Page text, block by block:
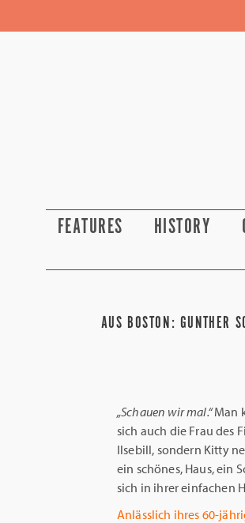
FEATURES HISTORY
AUS BOSTON: GUNTHER
„Schauen wir mal.“Man
sich auch die Frau des
Ilsebill, sondern Kitty
ein schönes, Haus, ein
sich in ihrer einfachen
Anlässlich ihres 60-